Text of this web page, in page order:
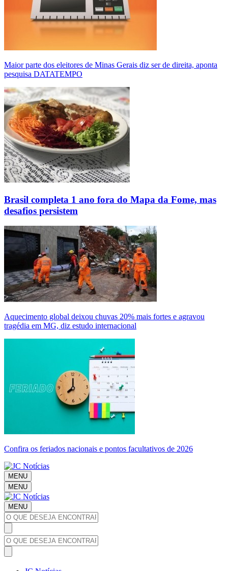
Maior parte dos eleitores de Minas Gerais diz ser de direita, aponta
pesquisa DATATEMPO
Brasil completa 1 ano fora do Mapa da Fome, mas
desafios persistem
Aquecimento global deixou chuvas 20% mais fortes e agravou
tragédia em MG, diz estudo internacional
Confira os feriados nacionais e pontos facultativos de 2026
MENU
MENU
MENU